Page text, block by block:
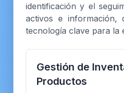
identificación y el
activos e información,
tecnología clave para la
Gestión de
Productos